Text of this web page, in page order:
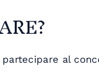
partecipare al